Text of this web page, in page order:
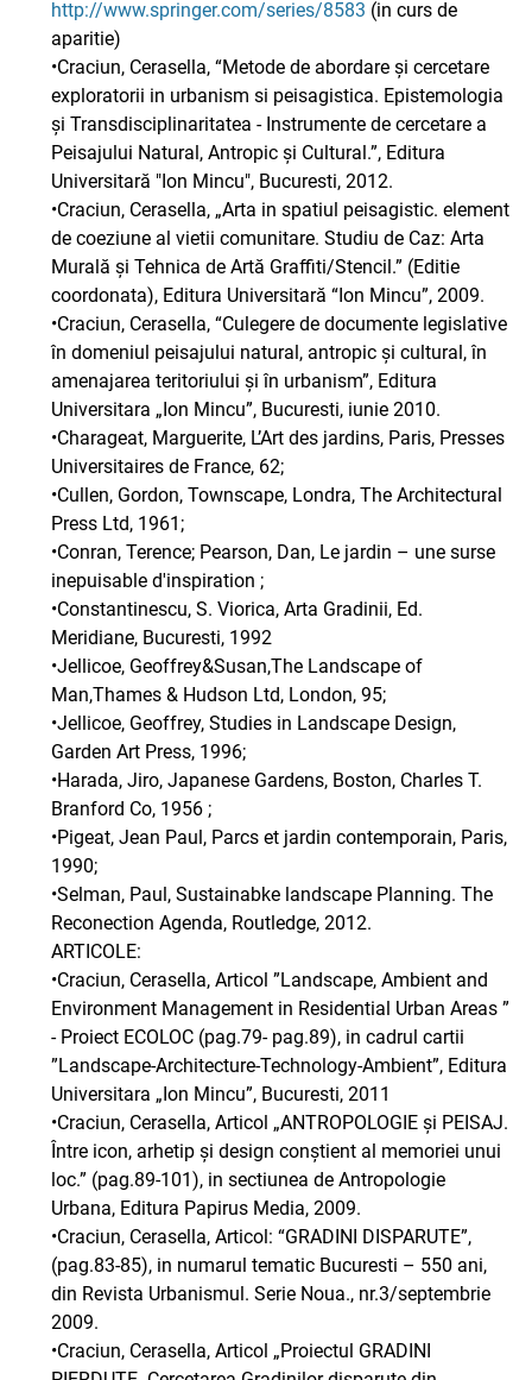
http://www.springer.com/series/8583 (in curs de
aparitie)
•Craciun, Cerasella, “Metode de abordare și cercetare
exploratorii in urbanism si peisagistica. Epistemologia
și Transdisciplinaritatea - Instrumente de cercetare a
Peisajului Natural, Antropic și Cultural.”, Editura
Universitară "Ion Mincu", Bucuresti, 2012.
•Craciun, Cerasella, „Arta in spatiul peisagistic. element
de coeziune al vietii comunitare. Studiu de Caz: Arta
Murală și Tehnica de Artă Graffiti/Stencil.” (Editie
coordonata), Editura Universitară “Ion Mincu”, 2009.
•Craciun, Cerasella, “Culegere de documente legislative
în domeniul peisajului natural, antropic și cultural, în
amenajarea teritoriului și în urbanism”, Editura
Universitara „Ion Mincu”, Bucuresti, iunie 2010.
•Charageat, Marguerite, L’Art des jardins, Paris, Presses
Universitaires de France, 62;
•Cullen, Gordon, Townscape, Londra, The Architectural
Press Ltd, 1961;
•Conran, Terence; Pearson, Dan, Le jardin – une surse
inepuisable d'inspiration ;
•Constantinescu, S. Viorica, Arta Gradinii, Ed.
Meridiane, Bucuresti, 1992
•Jellicoe, Geoffrey&Susan,The Landscape of
Man,Thames & Hudson Ltd, London, 95;
•Jellicoe, Geoffrey, Studies in Landscape Design,
Garden Art Press, 1996;
•Harada, Jiro, Japanese Gardens, Boston, Charles T.
Branford Co, 1956 ;
•Pigeat, Jean Paul, Parcs et jardin contemporain, Paris,
1990;
•Selman, Paul, Sustainabke landscape Planning. The
Reconection Agenda, Routledge, 2012.
ARTICOLE:
•Craciun, Cerasella, Articol ”Landscape, Ambient and
Environment Management in Residential Urban Areas ”
- Proiect ECOLOC (pag.79- pag.89), in cadrul cartii
”Landscape-Architecture-Technology-Ambient”, Editura
Universitara „Ion Mincu”, Bucuresti, 2011
•Craciun, Cerasella, Articol „ANTROPOLOGIE și PEISAJ.
Între icon, arhetip și design conștient al memoriei unui
loc.” (pag.89-101), in sectiunea de Antropologie
Urbana, Editura Papirus Media, 2009.
•Craciun, Cerasella, Articol: “GRADINI DISPARUTE”,
(pag.83-85), in numarul tematic Bucuresti – 550 ani,
din Revista Urbanismul. Serie Noua., nr.3/septembrie
2009.
•Craciun, Cerasella, Articol „Proiectul GRADINI